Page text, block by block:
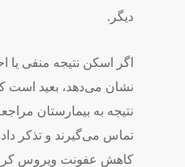
دیگر.
اگر اسکن نتیجه منفی یا
نشان می‌دهد، بعید است
نتیجه به بیمارستان
تماس می‌گیرند و تذکر
کاهش عفونت ویروس